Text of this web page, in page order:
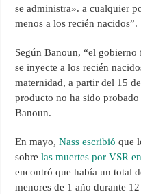
se administra». a cualquier
menos a los recién nacidos”.
Según Banoun, “el
se inyecte a los recién
maternidad, a partir del 15
producto no ha sido
Banoun.
En mayo,Nass escribió que
sobrelas muertes por VSR
encontró que había un total
menores de 1 año durante